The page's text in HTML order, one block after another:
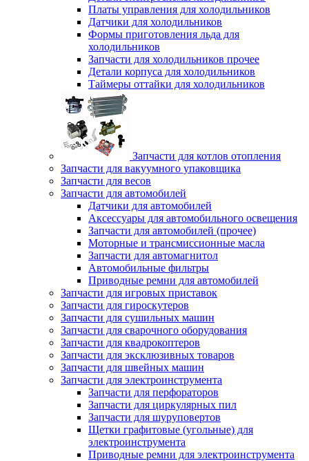
Платы управления для холодильников
Датчики для холодильников
Формы приготовления льда для
холодильников
Запчасти для холодильников прочее
Детали корпуса для холодильников
Таймеры оттайки для холодильников
Запчасти для котлов отопления
Запчасти для вакуумного упаковщика
Запчасти для весов
Запчасти для автомобилей
Датчики для автомобилей
Аксессуары для автомобильного освещения
Запчасти для автомобилей (прочее)
Моторные и трансмиссионные масла
Запчасти для автомагнитол
Автомобильные фильтры
Приводные ремни для автомобилей
Запчасти для игровых приставок
Запчасти для гироскутеров
Запчасти для сушильных машин
Запчасти для сварочного оборудования
Запчасти для квадрокоптеров
Запчасти для эксклюзивных товаров
Запчасти для швейных машин
Запчасти для электроинструмента
Запчасти для перфораторов
Запчасти для циркулярных пил
Запчасти для шуруповертов
Щетки графитовые (угольные) для
электроинструмента
Приводные ремни для электроинструмента